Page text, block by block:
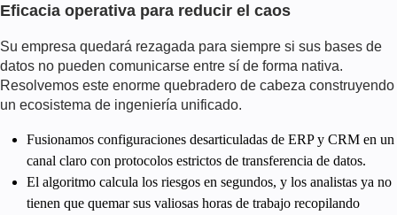
Eficacia operativa para reducir el caos
Su empresa quedará rezagada para siempre si sus bases de
datos no pueden comunicarse entre sí de forma nativa.
Resolvemos este enorme quebradero de cabeza construyendo
un ecosistema de ingeniería unificado.
Fusionamos configuraciones desarticuladas de ERP y CRM en un
canal claro con protocolos estrictos de transferencia de datos.
El algoritmo calcula los riesgos en segundos, y los analistas ya no
tienen que quemar sus valiosas horas de trabajo recopilando